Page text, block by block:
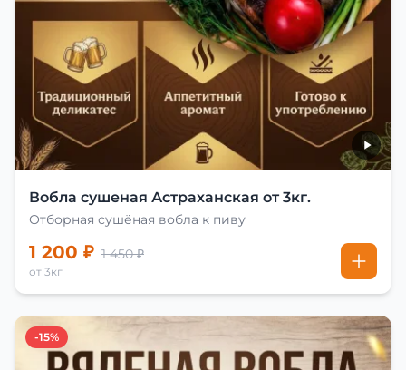
Вобла сушеная Астраханская от 3кг.
Отборная сушёная вобла к пиву
1 200 ₽ 1 450 ₽
от 3кг
-15%